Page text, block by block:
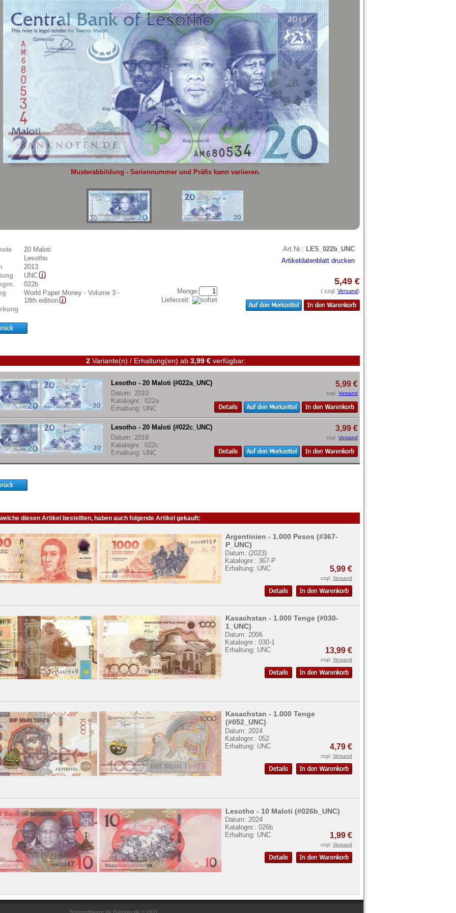
Siehier.
Musterabbildung - Seriennummer und Präfix kann variieren.
20 Maloti
Lesotho
2013
UNC
022b
World Paper Money - Volume 3 -
18th edition
Art.Nr.: LES_022b_UNC
Artikeldatenblatt drucken
Menge:
Lieferzeit:
5,49 €
( zzgl. Versand)
2Variante(n) / Erhaltung(en) ab 3,99 €verfügbar:
Lesotho - 20 Maloti (#022a_UNC)
Datum: 2010
Katalognr.: 022a
Erhaltung: UNC
5,99 €
zzgl. Versand
Lesotho - 20 Maloti (#022c_UNC)
Datum: 2019
Katalognr.: 022c
Erhaltung: UNC
3,99 €
zzgl. Versand
diesen Artikel bestellten, haben auch folgende Artikel gekauft:
Argentinien - 1.000 Pesos (#367-
P_UNC)
Datum: (2023)
Katalognr.: 367-P
Erhaltung: UNC
5,99 €
zzgl. Versand
Kasachstan - 1.000 Tenge (#030-
1_UNC)
Datum: 2006
Katalognr.: 030-1
Erhaltung: UNC
13,99 €
zzgl. Versand
Kasachstan - 1.000 Tenge
(#052_UNC)
Datum: 2024
Katalognr.: 052
Erhaltung: UNC
4,79 €
zzgl. Versand
Lesotho - 10 Maloti (#026b_UNC)
Datum: 2024
Katalognr.: 026b
Erhaltung: UNC
1,99 €
zzgl. Versand
Shopsoftware by Gambio.de © 2011